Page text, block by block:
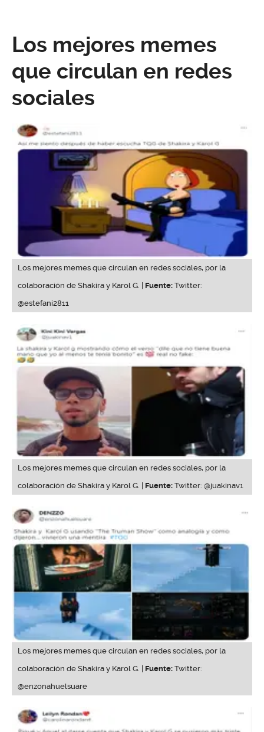
Los mejores memes
que circulan en redes
sociales
Los mejores memes que circulan en redes sociales, por la
colaboración de Shakira y Karol G. | Fuente: Twitter:
@estefani2811
Los mejores memes que circulan en redes sociales, por la
colaboración de Shakira y Karol G. | Fuente: Twitter: @juakinav1
Los mejores memes que circulan en redes sociales, por la
colaboración de Shakira y Karol G. | Fuente: Twitter:
@enzonahuelsuare